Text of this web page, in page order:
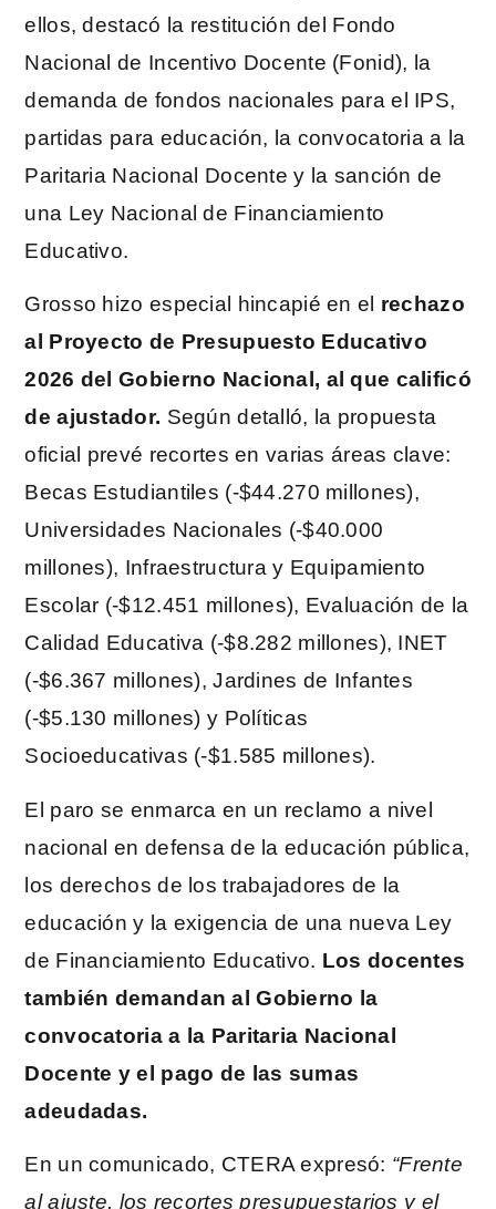
ellos, destacó la restitución del Fondo
Nacional de Incentivo Docente (Fonid), la
demanda de fondos nacionales para el IPS,
partidas para educación, la convocatoria a la
Paritaria Nacional Docente y la sanción de
una Ley Nacional de Financiamiento
Educativo.
Grosso hizo especial hincapié en el rechazo
al Proyecto de Presupuesto Educativo
2026 del Gobierno Nacional, al que calificó
de ajustador. Según detalló, la propuesta
oficial prevé recortes en varias áreas clave:
Becas Estudiantiles (-$44.270 millones),
Universidades Nacionales (-$40.000
millones), Infraestructura y Equipamiento
Escolar (-$12.451 millones), Evaluación de la
Calidad Educativa (-$8.282 millones), INET
(-$6.367 millones), Jardines de Infantes
(-$5.130 millones) y Políticas
Socioeducativas (-$1.585 millones).
El paro se enmarca en un reclamo a nivel
nacional en defensa de la educación pública,
los derechos de los trabajadores de la
educación y la exigencia de una nueva Ley
de Financiamiento Educativo. Los docentes
también demandan al Gobierno la
convocatoria a la Paritaria Nacional
Docente y el pago de las sumas
adeudadas.
En un comunicado, CTERA expresó: “Frente
al ajuste, los recortes presupuestarios y el